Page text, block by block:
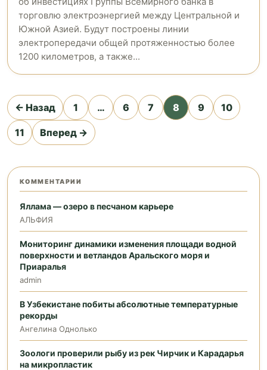
торговлю электроэнергией между Центральной и
Южной Азией. Будут построены линии
электропередачи общей протяженностью более
1200 километров, а также...
Пагинация
записей
← Назад 1 … 6 7 8 9 10
11 Вперед →
КОММЕНТАРИИ
Яллама — озеро в песчаном карьере
АЛЬФИЯ
Мониторинг динамики изменения площади водной
поверхности и ветландов Аральского моря и
Приаралья
admin
В Узбекистане побиты абсолютные температурные
рекорды
Ангелина Однолько
Зоологи проверили рыбу из рек Чирчик и Карадарья
на микропластик